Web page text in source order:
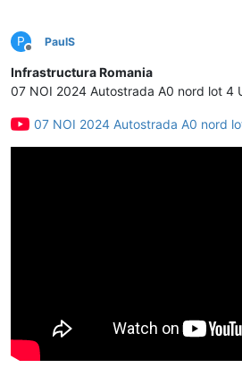
P
Deconectat
PaulS
Infrastructura Romania
07 NOI 2024 Autostrada A0 nord lot 4
07 NOI 2024 Autostrada A0 nord